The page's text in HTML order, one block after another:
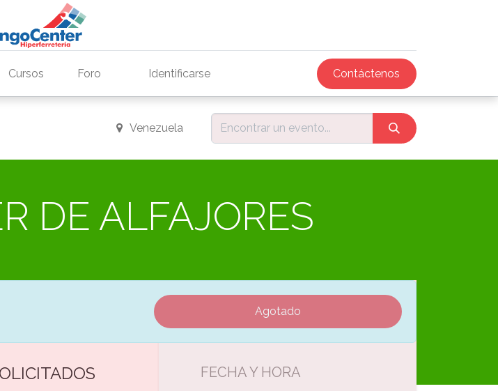
Cursos Foro Identificarse Contáctenos
Venezuela
DE ALFAJORES
Agotado
FECHA Y HORA